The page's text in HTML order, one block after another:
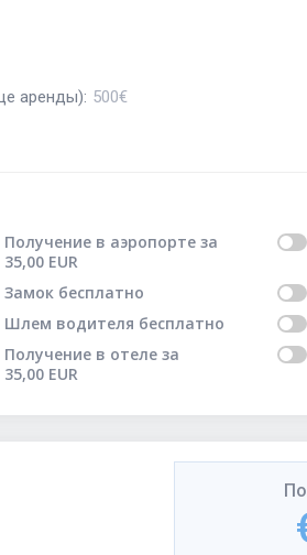
аренды): 500€
Получение в аэропорте за
35,00 EUR
Замок бесплатно
Шлем водителя бесплатно
Получение в отеле за
35,00 EUR